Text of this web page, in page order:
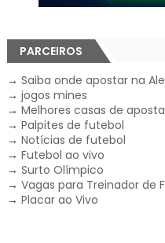
PARCEIROS
→ Saiba onde apostar na
→ jogos mines
→ Melhores casas de
→ Palpites de futebol
→ Notícias de futebol
→ Futebol ao vivo
→ Surto Olímpico
→ Vagas para Treinador de
→ Placar ao Vivo